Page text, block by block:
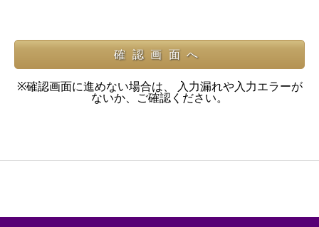
※確認画面に進めない場合は、 入力漏れや入力エラーが
ないか、ご確認ください。